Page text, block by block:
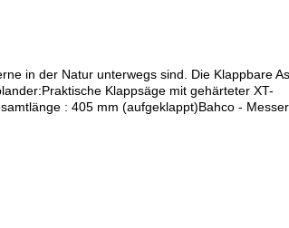
in der Natur unterwegs sind. Die Klappbare
Klappsäge mit gehärteter XT-
: 405 mm (aufgeklappt)Bahco -